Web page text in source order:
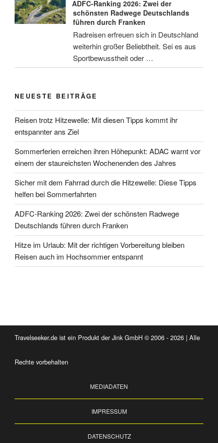
ADFC-Ranking 2026: Zwei der
schönsten Radwege Deutschlands
führen durch Franken
Radreisen erfreuen sich in Deutschland
weiterhin großer Beliebtheit. Sei es aus
Sportbewusstheit oder …
NEUESTE BEITRÄGE
Reisen trotz Hitzewelle: Mit diesen Tipps kommt ihr
entspannter ans Ziel
Sommerferien erreichen ihren Höhepunkt: ADAC warnt vor
einem der staureichsten Wochenenden des Jahres
Sicher mit dem Fahrrad durch die Hitzewelle: Diese Tipps
helfen bei Sommerfahrten
ADFC-Ranking 2026: Zwei der schönsten Radwege
Deutschlands führen durch Franken
Hitze im Urlaub: Mit der richtigen Vorbereitung bleiben
Reisen auch im Hochsommer entspannt
Travelseeker.de ist ein Produkt der Jink GmbH © 2006 - 2026 | Alle
Rechte vorbehalten
MEDIADATEN
IMPRESSUM
DATENSCHUTZ